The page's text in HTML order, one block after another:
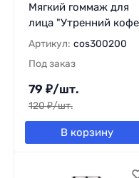
Мягкий гоммаж для
лица "Утренний
Артикул: cos300200
Под заказ
79 ₽/шт.
120₽/шт.
В корзину